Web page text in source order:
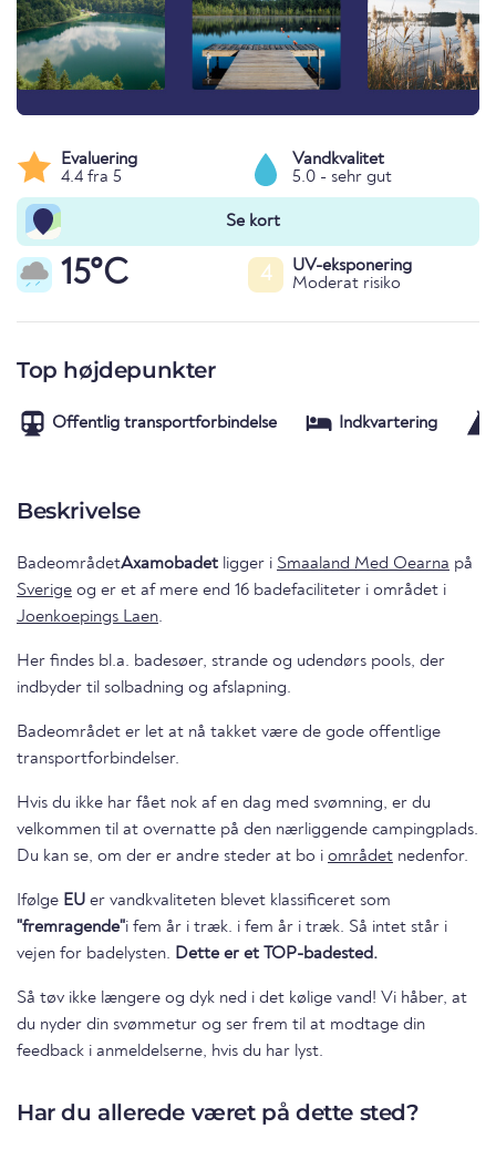
Evaluering
4.4 fra 5
Vandkvalitet
5.0 - sehr gut
Se kort
15°C 4
UV-eksponering
Moderat risiko
Top højdepunkter
Offentlig transportforbindelse Indkvartering
Beskrivelse
BadeområdetAxamobadet ligger i Smaaland Med Oearna på
Sverige og er et af mere end 16 badefaciliteter i området i
Joenkoepings Laen.
Her findes bl.a. badesøer, strande og udendørs pools, der
indbyder til solbadning og afslapning.
Badeområdet er let at nå takket være de gode offentlige
transportforbindelser.
Hvis du ikke har fået nok af en dag med svømning, er du
velkommen til at overnatte på den nærliggende campingplads.
Du kan se, om der er andre steder at bo i området nedenfor.
Ifølge EU er vandkvaliteten blevet klassificeret som
"fremragende"i fem år i træk. i fem år i træk. Så intet står i
vejen for badelysten. Dette er et TOP-badested.
Så tøv ikke længere og dyk ned i det kølige vand! Vi håber, at
du nyder din svømmetur og ser frem til at modtage din
feedback i anmeldelserne, hvis du har lyst.
Har du allerede været på dette sted?